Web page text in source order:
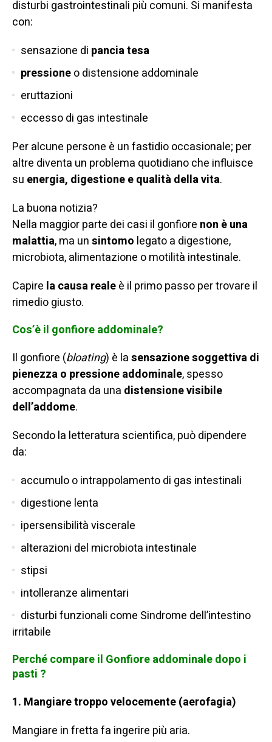
disturbi gastrointestinali più comuni. Si manifesta
con:
sensazione di pancia tesa
pressioneo distensione addominale
eruttazioni
eccesso di gas intestinale
Per alcune persone è un fastidio occasionale; per
altre diventa un problema quotidiano che influisce
su energia, digestione e qualità della vita.
La buona notizia?
Nella maggior parte dei casi il gonfiore non è una
malattia, ma unsintomo legato a digestione,
microbiota, alimentazione o motilità intestinale.
Capire la causa realeè il primo passo per trovare il
rimedio giusto.
Cos’è il gonfiore addominale?
Il gonfiore (bloating) è lasensazione soggettiva di
pienezza o pressione addominale, spesso
accompagnata da una distensione visibile
dell’addome.
Secondo la letteratura scientifica, può dipendere
da:
accumulo o intrappolamento di gas intestinali
digestione lenta
ipersensibilità viscerale
alterazioni del microbiota intestinale
stipsi
intolleranze alimentari
disturbi funzionali come Sindrome dell’intestino
irritabile
Perché compare il Gonfiore addominale dopo i
pasti ?
1. Mangiare troppo velocemente (aerofagia)
Mangiare in fretta fa ingerire più aria.